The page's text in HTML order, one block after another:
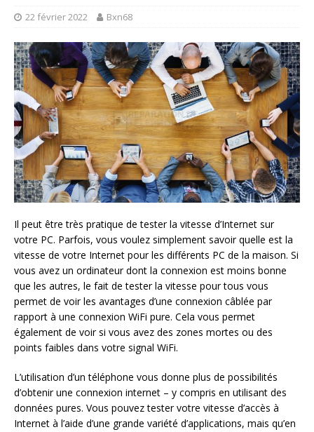
22 février 2022 Bxn68
Il peut être très pratique de tester la vitesse d’Internet sur
votre PC. Parfois, vous voulez simplement savoir quelle est la
vitesse de votre Internet pour les différents PC de la maison. Si
vous avez un ordinateur dont la connexion est moins bonne
que les autres, le fait de tester la vitesse pour tous vous
permet de voir les avantages d’une connexion câblée par
rapport à une connexion WiFi pure. Cela vous permet
également de voir si vous avez des zones mortes ou des
points faibles dans votre signal WiFi.
L’utilisation d’un téléphone vous donne plus de possibilités
d’obtenir une connexion internet – y compris en utilisant des
données pures. Vous pouvez tester votre vitesse d’accès à
Internet à l’aide d’une grande variété d’applications, mais qu’en